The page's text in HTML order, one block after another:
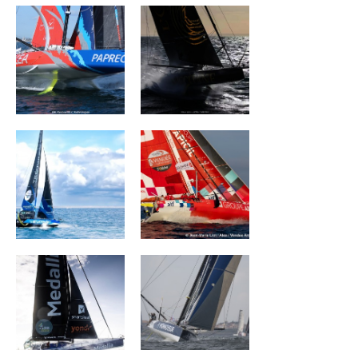
TEAMWORK Team
Snef
Groupe APICIL
MEDALLIA
Monnoyeur - Duo
for a job
La Mie Câline PRB